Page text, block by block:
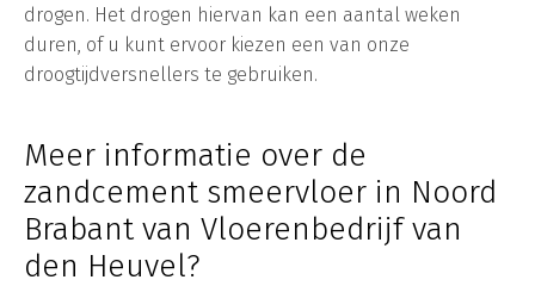
drogen. Het drogen hiervan kan een aantal weken
duren, of u kunt ervoor kiezen een van onze
droogtijdversnellers te gebruiken.
Meer informatie over de
zandcement smeervloer in Noord
Brabant van Vloerenbedrijf van
den Heuvel?